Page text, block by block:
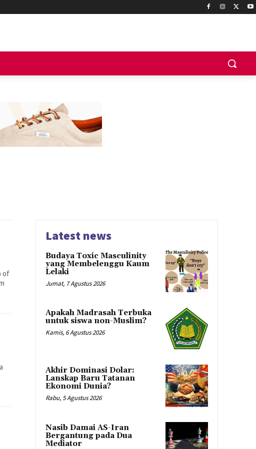
of
Latest news
Budaya Toxic Masculinity
yang Membelenggu Kaum
Lelaki
Jumat, 7 Agustus 2026
Apakah Madrasah Terbuka
untuk siswa non-Muslim?
Kamis, 6 Agustus 2026
Akhir Dominasi Dolar:
Lanskap Baru Tatanan
Ekonomi Dunia?
Rabu, 5 Agustus 2026
Nasib Damai AS-Iran
Bergantung pada Dua
Mediator